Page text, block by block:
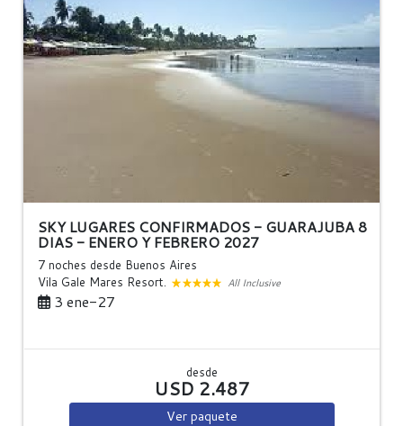
SKY LUGARES CONFIRMADOS - GUARAJUBA 8
DIAS - ENERO Y FEBRERO 2027
7 noches desde Buenos Aires
Vila Gale Mares Resort.
All Inclusive
3 ene-27
desde
USD 2.487
Ver paquete